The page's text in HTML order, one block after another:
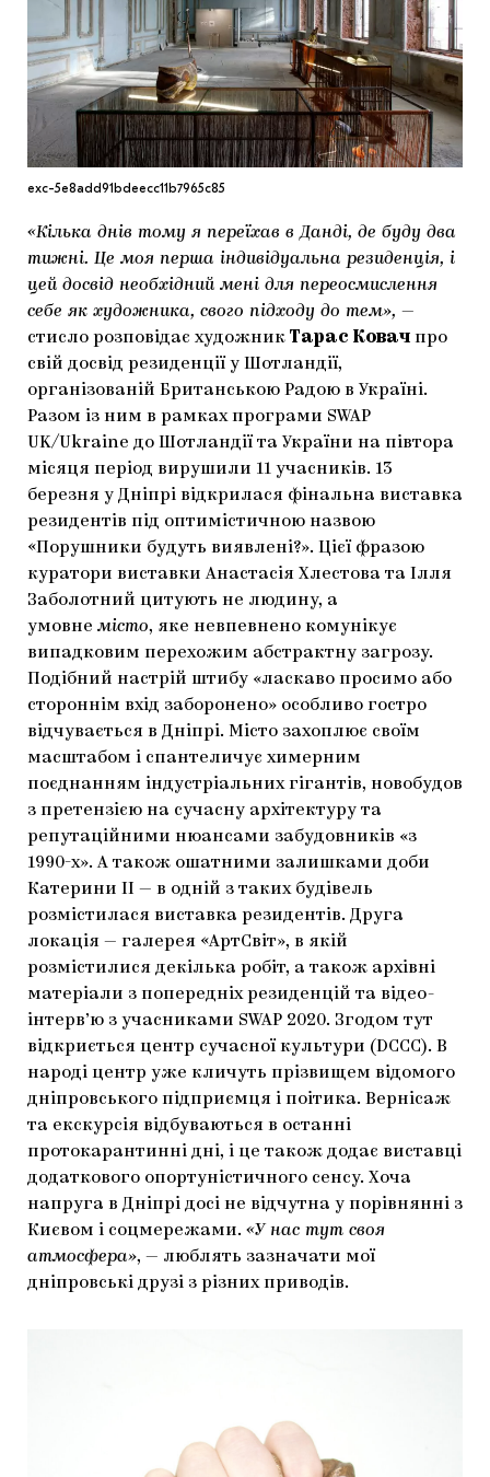
МАРІУПОЛЬСЬКІ МАРГІНАЛІЇ
ДОСЛІДНИЦЬКА ПЛАТФОРМА
ЗАПАЛЕННЯ
CARPATHIAN CULT ПРО РІЗДВЯНІ СВЯТА
exc-5e8add91bdeecc11b7965c85
«Кілька днів тому я переїхав в Данді, де буду два
тижні. Це моя перша індивідуальна резиденція, і
цей досвід необхідний мені для переосмислення
себе як художника, свого підходу до тем», —
стисло розповідає художник Тарас Ковач про
свій досвід резиденції у Шотландії,
організованій Британською Радою в Україні.
Разом із ним в рамках програми SWAP
UK/Ukraine до Шотландії та України на півтора
місяця період вирушили 11 учасників. 13
березня у Дніпрі відкрилася фінальна виставка
резидентів під оптимістичною назвою
«Порушники будуть виявлені?». Цієї фразою
куратори виставки Анастасія Хлестова та Ілля
Заболотний цитують не людину, а
умовне місто, яке невпевнено комунікує
випадковим перехожим абстрактну загрозу.
Подібний настрій штибу «ласкаво просимо або
стороннім вхід заборонено» особливо гостро
відчувається в Дніпрі. Місто захоплює своїм
масштабом і спантеличує химерним
поєднанням індустріальних гігантів, новобудов
з претензією на сучасну архітектуру та
репутаційними нюансами забудовників «з
1990-х». А також ошатними залишками доби
Катерини ІІ — в одній з таких будівель
розмістилася виставка резидентів. Друга
локація — галерея «АртСвіт», в якій
розмістилися декілька робіт, а також архівні
матеріали з попередніх резиденцій та відео-
інтерв’ю з учасниками SWAP 2020. Згодом тут
відкриється центр сучасної культури (DCCC). В
народі центр уже кличуть прізвищем відомого
дніпровського підприємця і поітика. Вернісаж
та екскурсія відбуваються в останні
протокарантинні дні, і це також додає виставці
додаткового опортуністичного сенсу. Хоча
напруга в Дніпрі досі не відчутна у порівнянні з
Києвом і соцмережами. «У нас тут своя
атмосфера», — люблять зазначати мої
дніпровські друзі з різних приводів.